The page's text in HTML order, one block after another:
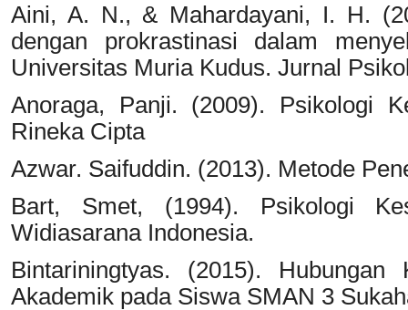
Aini, A. N., & Mahardayani, I. H.
dengan prokrastinasi dalam
Universitas Muria Kudus. Jurnal
Anoraga, Panji. (2009). Psikologi
Rineka Cipta
Azwar. Saifuddin. (2013). Metode
Bart, Smet, (1994). Psikologi
Widiasarana Indonesia.
Bintariningtyas. (2015).
Akademik pada Siswa SMAN 3